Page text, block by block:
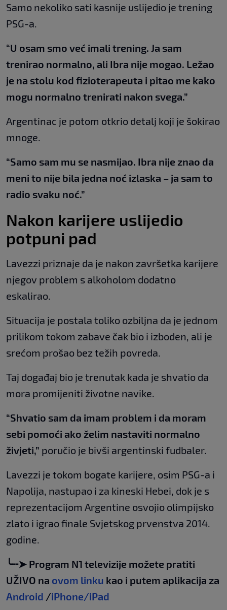
Samo nekoliko sati kasnije uslijedio je trening
PSG-a.
“U osam smo već imali trening. Ja sam
trenirao normalno, ali Ibra nije mogao. Ležao
je na stolu kod fizioterapeuta i pitao me kako
mogu normalno trenirati nakon svega.”
Argentinac je potom otkrio detalj koji je šokirao
mnoge.
“Samo sam mu se nasmijao. Ibra nije znao da
meni to nije bila jedna noć izlaska – ja sam to
radio svaku noć.”
Nakon karijere uslijedio
potpuni pad
Lavezzi priznaje da je nakon završetka karijere
njegov problem s alkoholom dodatno
eskalirao.
Situacija je postala toliko ozbiljna da je jednom
prilikom tokom zabave čak bio i izboden, ali je
srećom prošao bez težih povreda.
Taj događaj bio je trenutak kada je shvatio da
mora promijeniti životne navike.
“Shvatio sam da imam problem i da moram
sebi pomoći ako želim nastaviti normalno
živjeti,” poručio je bivši argentinski fudbaler.
Lavezzi je tokom bogate karijere, osim PSG-a i
Napolija, nastupao i za kineski Hebei, dok je s
reprezentacijom Argentine osvojio olimpijsko
zlato i igrao finale Svjetskog prvenstva 2014.
godine.
╰┈➤ Program N1 televizije možete pratiti
UŽIVO na ovom linku kao i putem aplikacija za
Android /iPhone/iPad